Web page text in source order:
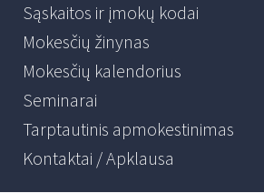
Sąskaitos ir įmokų kodai
Mokesčių žinynas
Mokesčių kalendorius
Seminarai
Tarptautinis apmokestinimas
Kontaktai / Apklausa